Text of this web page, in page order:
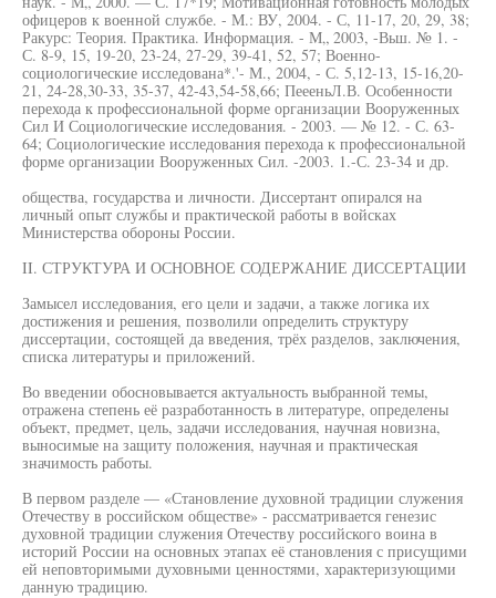
офицеров к военной службе. - М.: ВУ, 2004. - С, 11-17, 20, 29, 38;
Ракурс: Теория. Практика. Информация. - М„ 2003, -Вьш. № 1. -
С. 8-9, 15, 19-20, 23-24, 27-29, 39-41, 52, 57; Военно-
социологические исследована*.'- М., 2004, - С. 5,12-13, 15-16,20-
21, 24-28,30-33, 35-37, 42-43,54-58,66; ПеееньЛ.В. Особенности
перехода к профессиональной форме организации Вооруженных
Сил И Социологические исследования. - 2003. — № 12. - С. 63-
64; Социологические исследования перехода к профессиональной
форме организации Вооруженных Сил. -2003. 1.-С. 23-34 и др.
общества, государства и личности. Диссертант опирался на
личный опыт службы и практической работы в войсках
Министерства обороны России.
II. СТРУКТУРА И ОСНОВНОЕ СОДЕРЖАНИЕ ДИССЕРТАЦИИ
Замысел исследования, его цели и задачи, а также логика их
достижения и решения, позволили определить структуру
диссертации, состоящей да введения, трёх разделов, заключения,
списка литературы и приложений.
Во введении обосновывается актуальность выбранной темы,
отражена степень её разработанность в литературе, определены
объект, предмет, цель, задачи исследования, научная новизна,
выносимые на защиту положения, научная и практическая
значимость работы.
В первом разделе — «Становление духовной традиции служения
Отечеству в российском обществе» - рассматривается генезис
духовной традиции служения Отечеству российского воина в
историй России на основных этапах её становления с присущими
ей неповторимыми духовными ценностями, характеризующими
данную традицию.